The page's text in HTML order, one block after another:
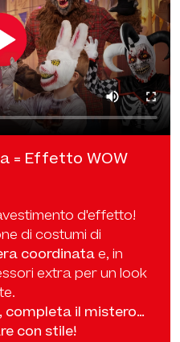
= Effetto WOW
d'effetto!
di costumi di
coordinatae, in
extra per un look
completa il mistero…
con stile!